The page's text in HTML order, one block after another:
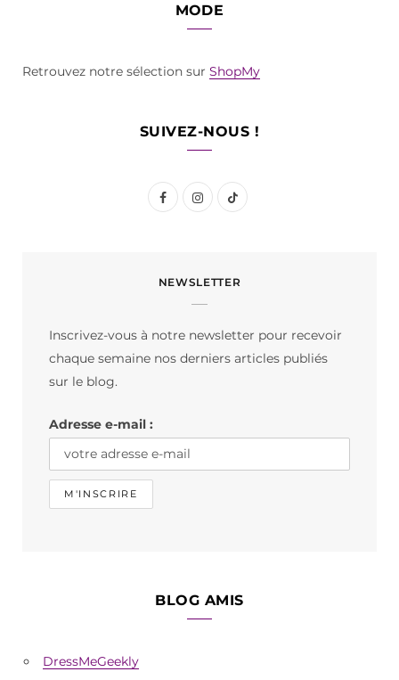
MODE
Retrouvez notre sélection sur ShopMy
SUIVEZ-NOUS !
F
e
I
t
m
T
T
NEWSLETTER
Inscrivez-vous à notre newsletter pour recevoir
chaque semaine nos derniers articles publiés
sur le blog.
Adresse e-mail :
BLOG AMIS
DressMeGeekly